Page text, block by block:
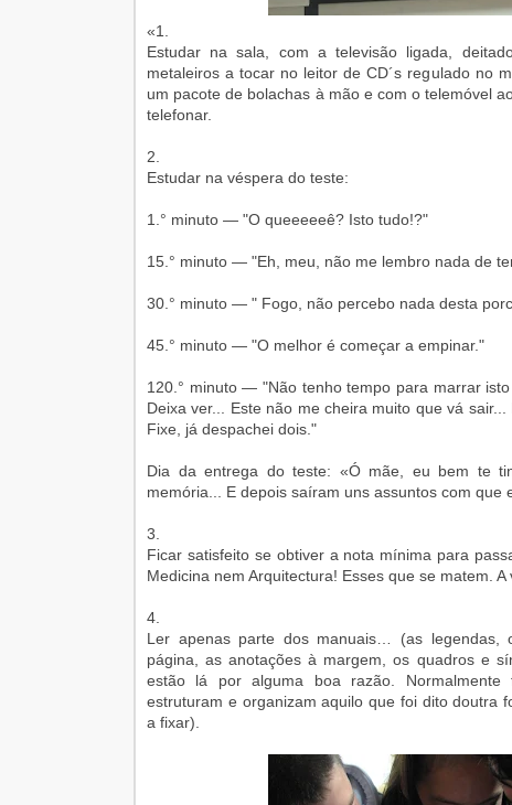
«1.
Estudar na sala, com a televisão ligada,
metaleiros a tocar no leitor de CD´s regulado no
um pacote de bolachas à mão e com o telemóvel
telefonar.
2.
Estudar na véspera do teste:
1.° minuto — "O queeeeeê? Isto tudo!?"
15.° minuto — "Eh, meu, não me lembro nada de
30.° minuto — " Fogo, não percebo nada desta
45.° minuto — "O melhor é começar a empinar."
120.° minuto — "Não tenho tempo para marrar
Deixa ver... Este não me cheira muito que vá
Fixe, já despachei dois."
Dia da entrega do teste: «Ó mãe, eu bem te
memória... E depois saíram uns assuntos com que
3.
Ficar satisfeito se obtiver a nota mínima para
Medicina nem Arquitectura! Esses que se matem.
4.
Ler apenas parte dos manuais… (as legendas,
página, as anotações à margem, os quadros e
estão lá por alguma boa razão. Normalmente
estruturam e organizam aquilo que foi dito doutra
a fixar).